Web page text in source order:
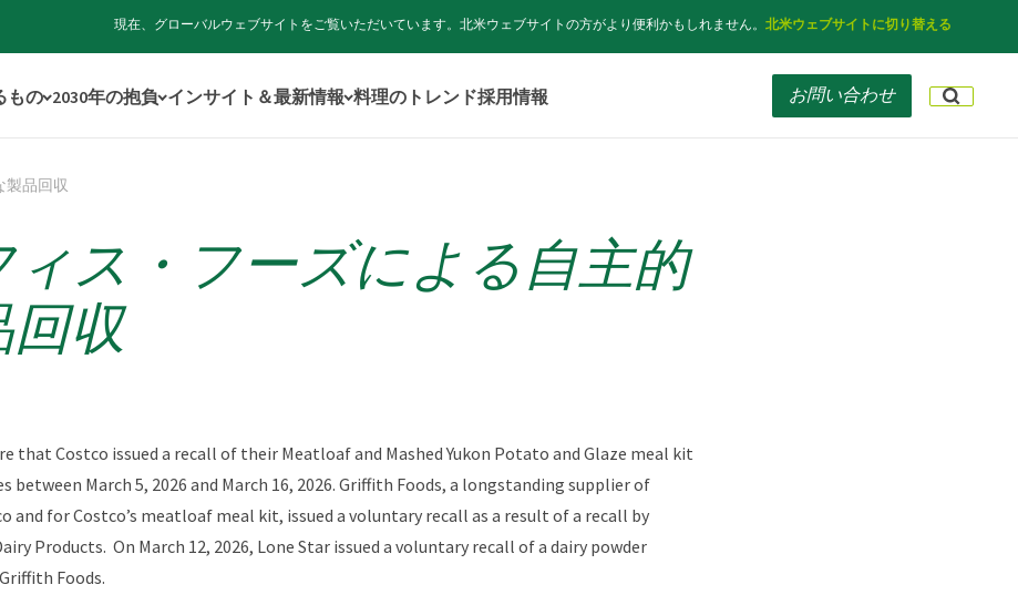
現在、グローバルウェブサイトをご覧いただいています。北米ウェブサイトの方がより便利かもしれません。 北米ウェブサイトに切り替える
もの 2030年の抱負 インサイト＆最新情報 料理のトレンド採用情報 お問い合わせ
製品回収
ィス・フーズによる自主的
収
that Costco issued a recall of their Meatloaf and Mashed Yukon Potato and Glaze meal kit
between March 5, 2026 and March 16, 2026. Griffith Foods, a longstanding supplier of
and for Costco’s meatloaf meal kit, issued a voluntary recall as a result of a recall by
Products. On March 12, 2026, Lone Star issued a voluntary recall of a dairy powder
Foods.